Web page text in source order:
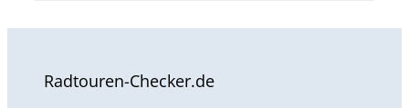
Radtouren-Checker.de